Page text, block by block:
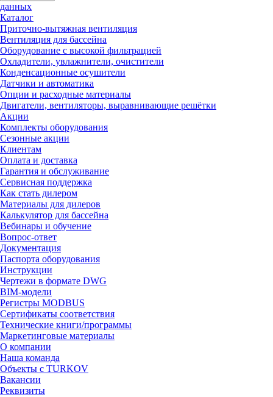
данных
Каталог
Приточно-вытяжная вентиляция
Вентиляция для бассейна
Оборудование с высокой фильтрацией
Охладители, увлажнители, очистители
Конденсационные осушители
Датчики и автоматика
Опции и расходные материалы
Двигатели, вентиляторы, выравнивающие решётки
Акции
Комплекты оборудования
Сезонные акции
Клиентам
Оплата и доставка
Гарантия и обслуживание
Сервисная поддержка
Как стать дилером
Материалы для дилеров
Калькулятор для бассейна
Вебинары и обучение
Вопрос-ответ
Документация
Паспорта оборудования
Инструкции
Чертежи в формате DWG
BIM-модели
Регистры MODBUS
Сертификаты соответствия
Технические книги/программы
Маркетинговые материалы
О компании
Наша команда
Объекты с TURKOV
Вакансии
Реквизиты